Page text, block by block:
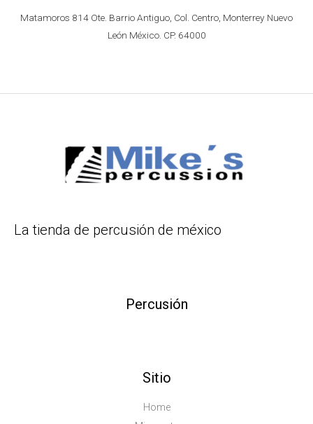
Matamoros 814 Ote. Barrio Antiguo, Col. Centro, Monterrey Nuevo
León México. CP. 64000
La tienda de percusión de méxico
Percusión
Sitio
Home